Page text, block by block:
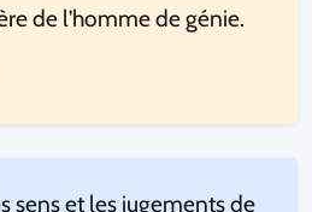
de l'homme de génie.
sens et les jugements de